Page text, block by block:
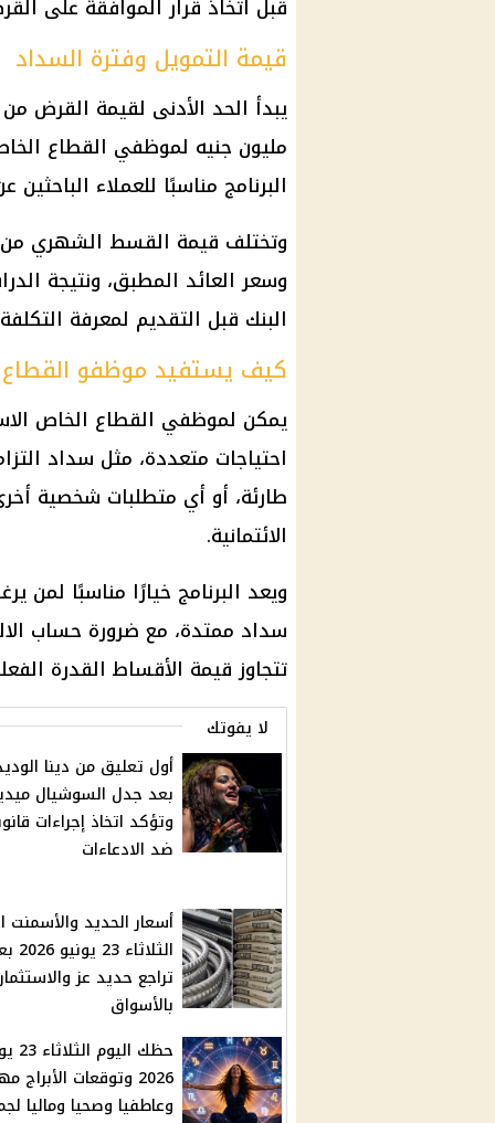
قبل اتخاذ قرار الموافقة على
قيمة التمويل وفترة السداد
البرنامج مناسبًا للعملاء
وتختلف قيمة القسط الشهري من
وسعر العائد المطبق، ونتيجة
البنك قبل التقديم لمعرفة
كيف يستفيد موظفو
يمكن لموظفي القطاع الخاص
احتياجات متعددة، مثل سداد
طارئة، أو أي متطلبات شخصية
الائتمانية.
ويعد البرنامج خيارًا مناسبًا
سداد ممتدة، مع ضرورة حساب
تتجاوز قيمة الأقساط القدرة
لا يفوتك
أول تعليق من دينا
بعد جدل السوشيال
وتؤكد اتخاذ إجراءات
ضد الادعاءات
أسعار الحديد والأسمنت
تراجع حديد عز
بالأسواق
حظك
2026 وتوقعات الأبراج
وعاطفيا وصحيا وماليا